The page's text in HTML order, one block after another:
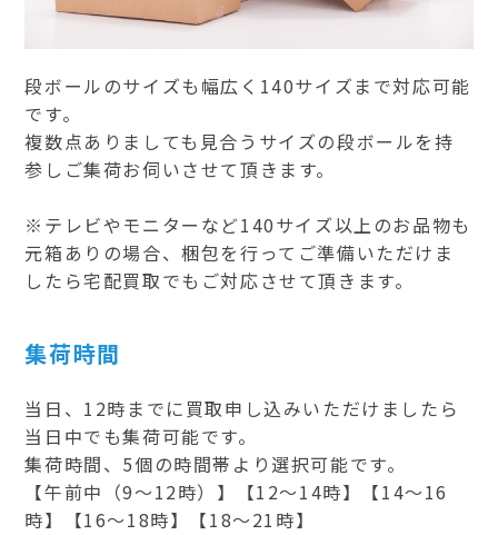
段ボールのサイズも幅広く140サイズまで対応可能
です。
複数点ありましても見合うサイズの段ボールを持
参しご集荷お伺いさせて頂きます。
※テレビやモニターなど140サイズ以上のお品物も
元箱ありの場合、梱包を行ってご準備いただけま
したら宅配買取でもご対応させて頂きます。
集荷時間
当日、12時までに買取申し込みいただけましたら
当日中でも集荷可能です。
集荷時間、5個の時間帯より選択可能です。
【午前中（9～12時）】【12～14時】【14～16
時】【16～18時】【18～21時】